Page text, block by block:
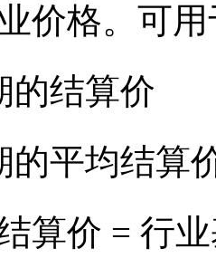
价格。可
的结算价
的平均结算
算价 = 行